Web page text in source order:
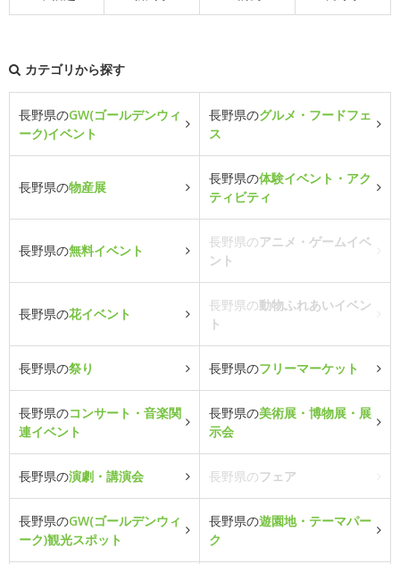
カテゴリから探す
長野県のGW(ゴールデンウィ
ーク)イベント
長野県のグルメ・フードフェ
ス
長野県の物産展
長野県の体験イベント・アク
ティビティ
長野県の無料イベント
長野県のアニメ・ゲームイベ
ント
長野県の花イベント
長野県の動物ふれあいイベン
ト
長野県の祭り 長野県のフリーマーケット
長野県のコンサート・音楽関
連イベント
長野県の美術展・博物展・展
示会
長野県の演劇・講演会 長野県のフェア
長野県のGW(ゴールデンウィ
ーク)観光スポット
長野県の遊園地・テーマパー
ク